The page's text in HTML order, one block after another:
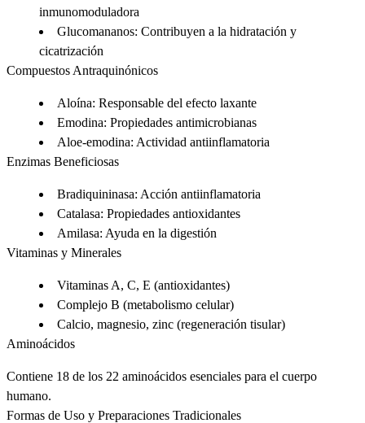
inmunomoduladora
Glucomananos: Contribuyen a la hidratación y
cicatrización
Compuestos Antraquinónicos
Aloína: Responsable del efecto laxante
Emodina: Propiedades antimicrobianas
Aloe-emodina: Actividad antiinflamatoria
Enzimas Beneficiosas
Bradiquininasa: Acción antiinflamatoria
Catalasa: Propiedades antioxidantes
Amilasa: Ayuda en la digestión
Vitaminas y Minerales
Vitaminas A, C, E (antioxidantes)
Complejo B (metabolismo celular)
Calcio, magnesio, zinc (regeneración tisular)
Aminoácidos
Contiene 18 de los 22 aminoácidos esenciales para el cuerpo
humano.
Formas de Uso y Preparaciones Tradicionales